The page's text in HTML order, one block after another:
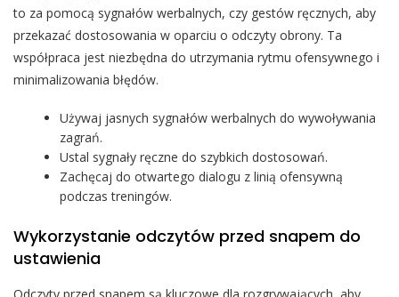
to za pomocą sygnałów werbalnych, czy gestów ręcznych, aby
przekazać dostosowania w oparciu o odczyty obrony. Ta
współpraca jest niezbędna do utrzymania rytmu ofensywnego i
minimalizowania błędów.
Używaj jasnych sygnałów werbalnych do wywoływania
zagrań.
Ustal sygnały ręczne do szybkich dostosowań.
Zachęcaj do otwartego dialogu z linią ofensywną
podczas treningów.
Wykorzystanie odczytów przed snapem do
ustawienia
Odczyty przed snapem są kluczowe dla rozgrywających, aby